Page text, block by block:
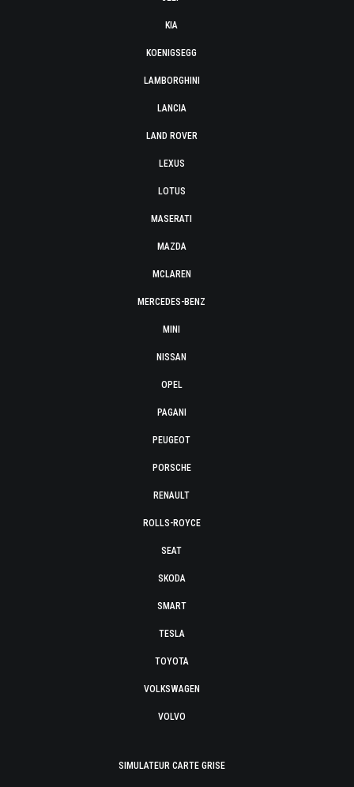
KIA
KOENIGSEGG
LAMBORGHINI
LANCIA
LAND ROVER
LEXUS
LOTUS
MASERATI
MAZDA
MCLAREN
MERCEDES-BENZ
MINI
NISSAN
OPEL
PAGANI
PEUGEOT
PORSCHE
RENAULT
ROLLS-ROYCE
SEAT
SKODA
SMART
TESLA
TOYOTA
VOLKSWAGEN
VOLVO
SIMULATEUR CARTE GRISE